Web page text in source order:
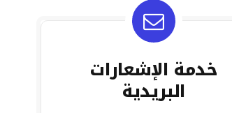
خدمة الإشعارات
البريدية